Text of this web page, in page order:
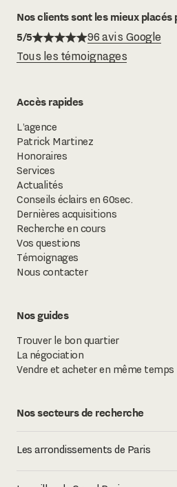
Nos clients sont les mieux placés
5/5
96 avis Google
Tous les témoignages
Accès rapides
L’agence
Patrick Martinez
Honoraires
Services
Actualités
Conseils éclairs en 60sec.
Dernières acquisitions
Recherche en cours
Vos questions
Témoignages
Nous contacter
Nos guides
Trouver le bon quartier
La négociation
Vendre et acheter en même temps
Nos secteurs de recherche
Les arrondissements de Paris